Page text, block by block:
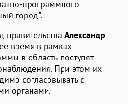
программного
город".
правительства Александр
время в рамках
в область поступят
При этом их
согласовывать с
органами.